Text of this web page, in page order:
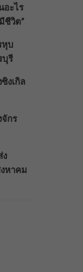
อะไร
ชีวิต”
หุบ
บุรี
งเกิล
จักร
ง
หาคม